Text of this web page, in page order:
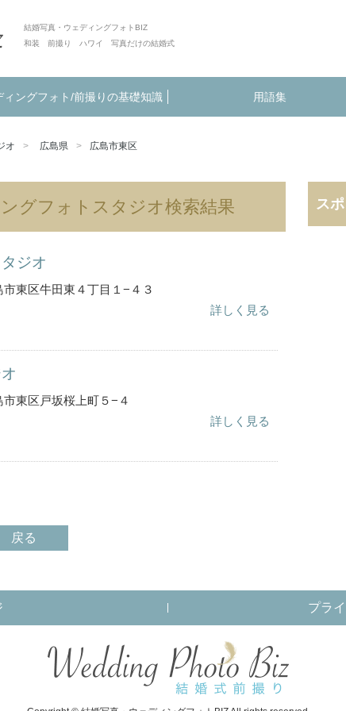
結婚写真・ウェディングフォトBIZ
和装 前撮り ハワイ 写真だけの結婚式
ィングフォト/前撮りの基礎知識 用語集
オ 広島県 広島市東区
グフォトスタジオ検索結果
ジオ
東区牛田東４丁目１−４３
詳しく見る
東区戸坂桜上町５−４
詳しく見る
戻る
ス
プラ